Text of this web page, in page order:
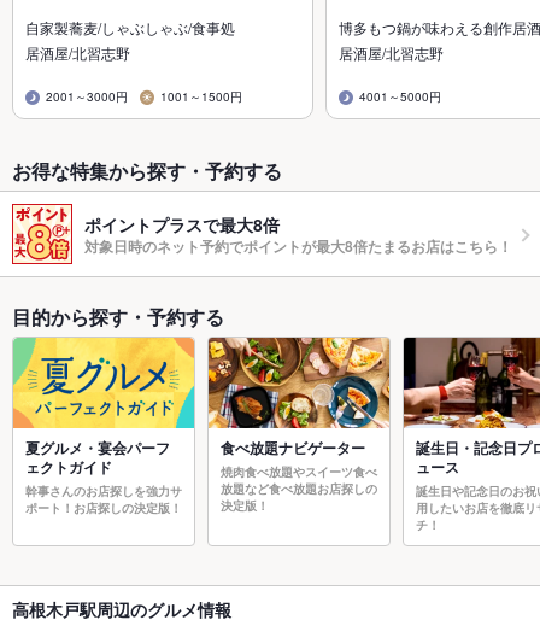
自家製蕎麦/しゃぶしゃぶ/食事処
居酒屋/北習志野
2001～3000円 1001～1500円
博多もつ鍋が味わえる創作居
居酒屋/北習志野
4001～5000円
お得な特集から探す・予約する
ポイントプラスで最大8倍
対象日時のネット予約でポイントが最大8倍たまるお店はこちら！
目的から探す・予約する
夏グルメ・宴会パーフ
ェクトガイド
幹事さんのお店探しを強力サ
ポート！お店探しの決定版！
食べ放題ナビゲーター
焼肉食べ放題やスイーツ食べ
放題など食べ放題お店探しの
決定版！
誕生日・記念日プ
ュース
誕生日や記念日のお祝
用したいお店を徹底リ
チ！
高根木戸駅周辺のグルメ情報